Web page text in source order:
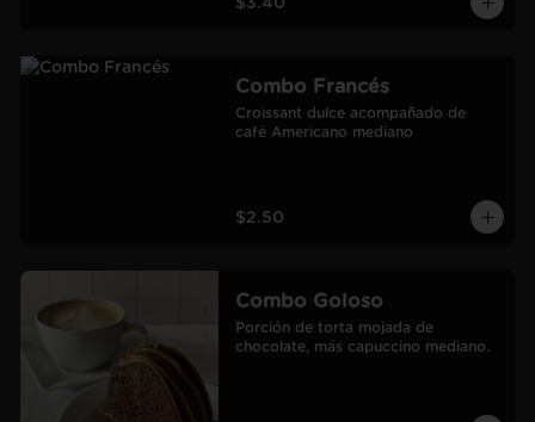
$3.40
Combo Francés
Croissant dulce acompañado de
café Americano mediano
$2.50
Combo Goloso
Porción de torta mojada de
chocolate, más capuccino mediano.